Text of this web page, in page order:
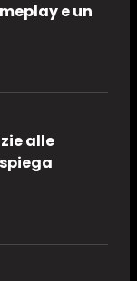
e un
alle